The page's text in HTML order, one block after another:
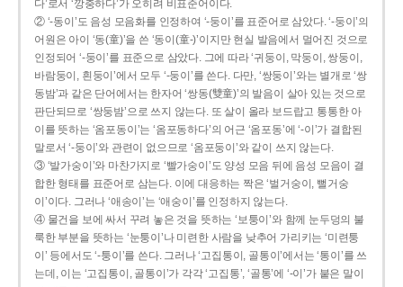
다’로서 ‘깡충하다’가 오히려 비표준어이다.
② ‘-동이’도 음성 모음화를 인정하여 ‘-둥이’를 표준어로 삼았다. ‘-둥이’의
어원은 아이 ‘동(童)’을 쓴 ‘동이(童-)’이지만 현실 발음에서 멀어진 것으로
인정되어 ‘-둥이’를 표준으로 삼았다. 그에 따라 ‘귀둥이, 막둥이, 쌍둥이,
바람둥이, 흰둥이’에서 모두 ‘-둥이’를 쓴다. 다만, ‘쌍둥이’와는 별개로 ‘쌍
동밤’과 같은 단어에서는 한자어 ‘쌍동(雙童)’의 발음이 살아 있는 것으로
판단되므로 ‘쌍둥밤’으로 쓰지 않는다. 또 살이 올라 보드랍고 통통한 아
이를 뜻하는 ‘옴포동이’는 ‘옴포동하다’의 어근 ‘옴포동’에 ‘-이’가 결합된
말로서 ‘-둥이’와 관련이 없으므로 ‘옴포둥이’와 같이 쓰지 않는다.
③ ‘발가숭이’와 마찬가지로 ‘빨가숭이’도 양성 모음 뒤에 음성 모음이 결
합한 형태를 표준어로 삼는다. 이에 대응하는 짝은 ‘벌거숭이, 뻘거숭
이’이다. 그러나 ‘애송이’는 ‘애숭이’를 인정하지 않는다.
④ 물건을 보에 싸서 꾸려 놓은 것을 뜻하는 ‘보퉁이’와 함께 눈두덩의 불
룩한 부분을 뜻하는 ‘눈퉁이’나 미련한 사람을 낮추어 가리키는 ‘미련퉁
이’ 등에서도 ‘-퉁이’를 쓴다. 그러나 ‘고집통이, 골통이’에서는 ‘통이’를 쓰
는데, 이는 ‘고집통이, 골통이’가 각각 ‘고집통’, ‘골통’에 ‘-이’가 붙은 말이